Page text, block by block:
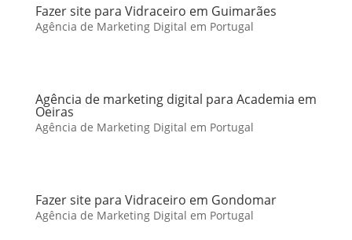
Fazer site para Vidraceiro em Guimarães
Agência de Marketing Digital em Portugal
Agência de marketing digital para Academia em
Oeiras
Agência de Marketing Digital em Portugal
Fazer site para Vidraceiro em Gondomar
Agência de Marketing Digital em Portugal